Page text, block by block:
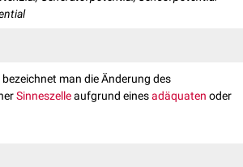
bezeichnet man die Änderung des
Sinneszelleaufgrund einesadäquaten oder